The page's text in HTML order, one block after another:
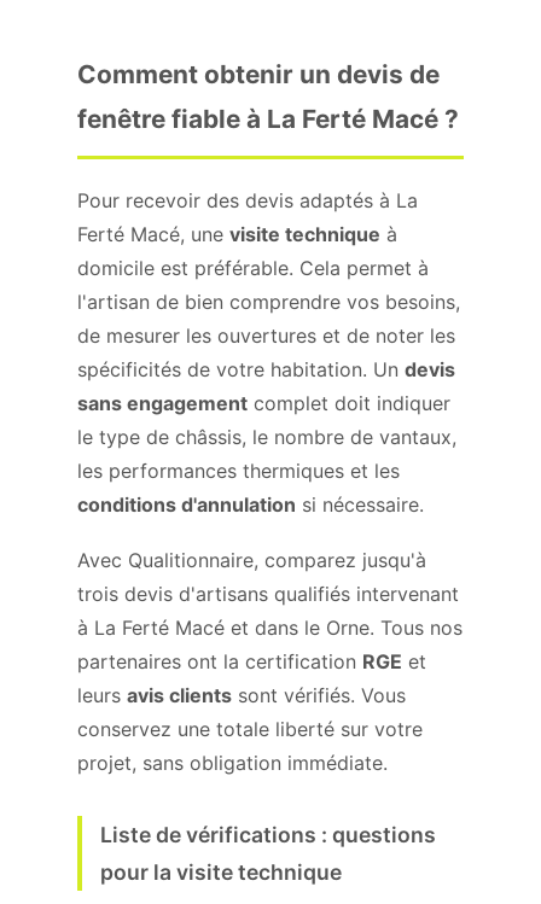
Comment obtenir un devis de
fenêtre fiable à La Ferté Macé ?
Pour recevoir des devis adaptés à La
Ferté Macé, une visite technique à
domicile est préférable. Cela permet à
l'artisan de bien comprendre vos besoins,
de mesurer les ouvertures et de noter les
spécificités de votre habitation. Un devis
sans engagement complet doit indiquer
le type de châssis, le nombre de vantaux,
les performances thermiques et les
conditions d'annulation si nécessaire.
Avec Qualitionnaire, comparez jusqu'à
trois devis d'artisans qualifiés intervenant
à La Ferté Macé et dans le Orne. Tous nos
partenaires ont la certification RGE et
leurs avis clients sont vérifiés. Vous
conservez une totale liberté sur votre
projet, sans obligation immédiate.
Liste de vérifications : questions
pour la visite technique